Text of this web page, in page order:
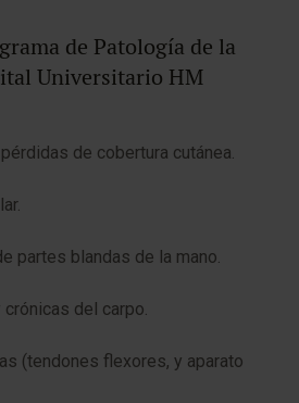
de Patología de la
Universitario HM
de cobertura cutánea.
partes blandas de la mano.
del carpo.
(tendones flexores, y aparato